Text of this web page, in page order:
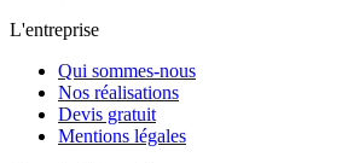
L'entreprise
Qui sommes-nous
Nos réalisations
Devis gratuit
Mentions légales